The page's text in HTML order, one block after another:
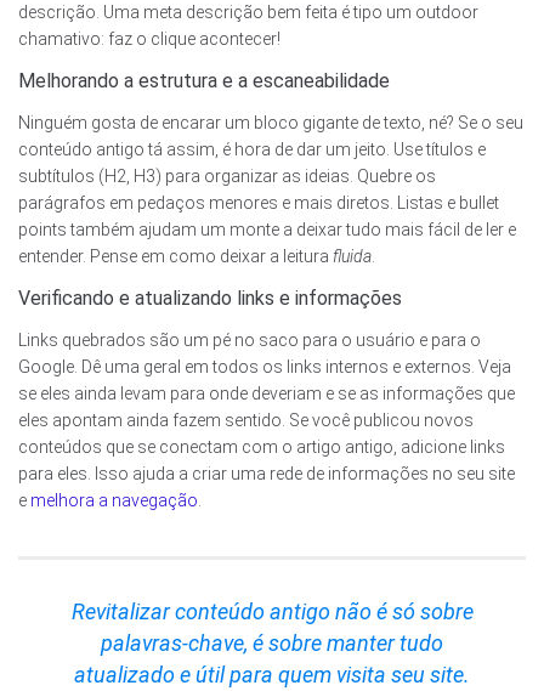
descrição. Uma meta descrição bem feita é tipo um outdoor
chamativo: faz o clique acontecer!
Melhorando a estrutura e a escaneabilidade
Ninguém gosta de encarar um bloco gigante de texto, né? Se o seu
conteúdo antigo tá assim, é hora de dar um jeito. Use títulos e
subtítulos (H2, H3) para organizar as ideias. Quebre os
parágrafos em pedaços menores e mais diretos. Listas e bullet
points também ajudam um monte a deixar tudo mais fácil de ler e
entender. Pense em como deixar a leitura fluida
Verificando e atualizando links e informações
Links quebrados são um pé no saco para o usuário e para o
Google. Dê uma geral em todos os links internos e externos. Veja
se eles ainda levam para onde deveriam e se as informações que
eles apontam ainda fazem sentido. Se você publicou novos
conteúdos que se conectam com o artigo antigo, adicione links
para eles. Isso ajuda a criar uma rede de informações no seu site
e melhora a navegação
Revitalizar conteúdo antigo não é só sobre
palavras-chave, é sobre manter tudo
atualizado e útil para quem visita seu site.